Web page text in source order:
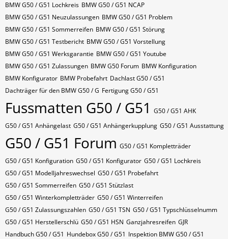
BMW G50 / G51 Lochkreis BMW G50 / G51 NCAP
BMW G50 / G51 Neuzulassungen BMW G50 / G51 Problem
BMW G50 / G51 Sommerreifen BMW G50 / G51 Störung
BMW G50 / G51 Testbericht BMW G50 / G51 Vorstellung
BMW G50 / G51 Werksgarantie BMW G50 / G51 Youtube
BMW G50 / G51 Zulassungen BMW G50 Forum BMW Konfiguration
BMW Konfigurator BMW Probefahrt Dachlast G50 / G51
Dachträger für den BMW G50 / G Fertigung G50 / G51
Fussmatten G50 / G51
G50 / G51 AHK
G50 / G51 Anhängelast G50 / G51 Anhängerkupplung G50 / G51 Ausstattung
G50 / G51 Forum G50 / G51 Kompletträder
G50 / G51 Konfiguration G50 / G51 Konfigurator G50 / G51 Lochkreis
G50 / G51 Modelljahreswechsel G50 / G51 Probefahrt
G50 / G51 Sommerreifen G50 / G51 Stützlast
G50 / G51 Winterkompletträder G50 / G51 Winterreifen
G50 / G51 Zulassungszahlen G50 / G51​​​​ TSN G50 / G51​​​​ Typschlüsselnumm
G50 / G51​​​​​ Herstellerschlü G50 / G51​​​​​ HSN Ganzjahresreifen GJR
Handbuch G50 / G51 Hundebox G50 / G51 Inspektion BMW G50 / G51